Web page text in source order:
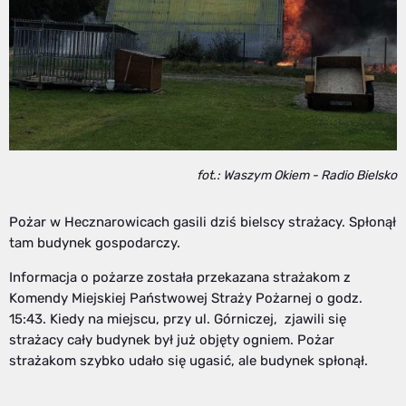
fot.: Waszym Okiem - Radio Bielsko
Pożar w Hecznarowicach gasili dziś bielscy strażacy. Spłonął
tam budynek gospodarczy.
Informacja o pożarze została przekazana strażakom z
Komendy Miejskiej Państwowej Straży Pożarnej o godz.
15:43. Kiedy na miejscu, przy ul. Górniczej, zjawili się
strażacy cały budynek był już objęty ogniem. Pożar
strażakom szybko udało się ugasić, ale budynek spłonął.